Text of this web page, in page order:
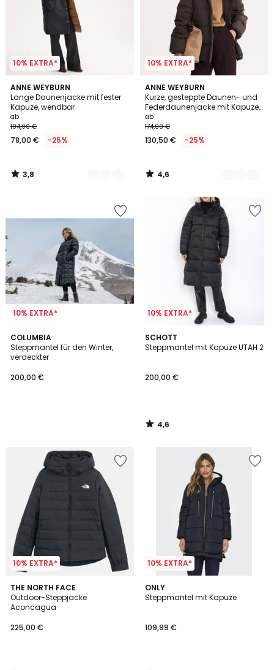
10% EXTRA*
ANNE WEYBURN
Lange Daunenjacke mit fester
Kapuze, wendbar
ab
104,00 €
78,00 € -25%
3,8
/ 5
2
Farben
3,8
/
10% EXTRA*
ANNE WEYBURN
Kurze, gesteppte Daunen- und
Federdaunenjacke mit Kapuze
für den Hochwinter
ab
174,00 €
130,50 € -25%
4,6
/ 5
2
Farben
4,6
/
10% EXTRA*
COLUMBIA
Steppmantel für den Winter,
verdeckter
200,00 €
10% EXTRA*
SCHOTT
Steppmantel mit Kapuze UTAH 2
200,00 €
4,6
/ 5
4,6
/
10% EXTRA*
THE NORTH FACE
Outdoor-Steppjacke
Aconcagua
225,00 €
4,7
/ 5
10% EXTRA*
ONLY
Steppmantel mit Kapuze
109,99 €
4,7
/ 5